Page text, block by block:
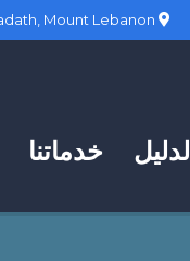
خدماتنا الدليل